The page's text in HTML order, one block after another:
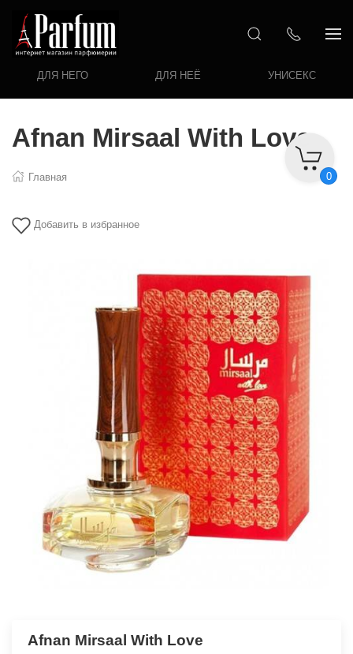
ДЛЯ НЕГО ДЛЯ НЕЁ УНИСЕКС
0
Afnan Mirsaal With Love
Главная
Добавить в избранное
Afnan Mirsaal With Love